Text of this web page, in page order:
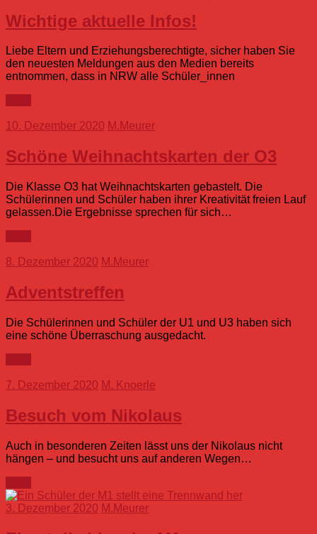
Wichtige aktuelle Infos!
Liebe Eltern und Erziehungsberechtigte, sicher haben Sie
den neuesten Meldungen aus den Medien bereits
entnommen, dass in NRW alle Schüler_innen
10. Dezember 2020 M.Meurer
Schöne Weihnachtskarten der O3
Die Klasse O3 hat Weihnachtskarten gebastelt. Die
Schülerinnen und Schüler haben ihrer Kreativität freien Lauf
gelassen.Die Ergebnisse sprechen für sich…
8. Dezember 2020 M.Meurer
Adventstreffen
Die Schülerinnen und Schüler der U1 und U3 haben sich
eine schöne Überraschung ausgedacht.
7. Dezember 2020 M. Knoerle
Besuch vom Nikolaus
Auch in besonderen Zeiten lässt uns der Nikolaus nicht
hängen – und besucht uns auf anderen Wegen…
3. Dezember 2020 M.Meurer